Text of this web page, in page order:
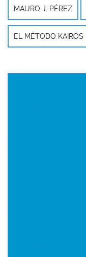
MAURO J. PÉREZ
EL MÉTODO KAIRÓS